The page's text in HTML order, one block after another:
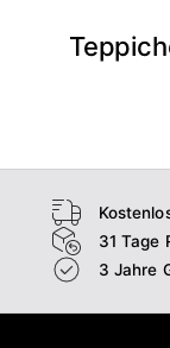
Wohnzimmer
31 Tage
3 Jahre